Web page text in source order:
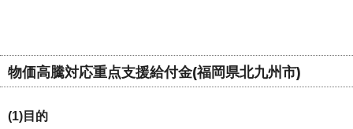
物価高騰対応重点支援給付金(福岡県北九州市)
(1)目的